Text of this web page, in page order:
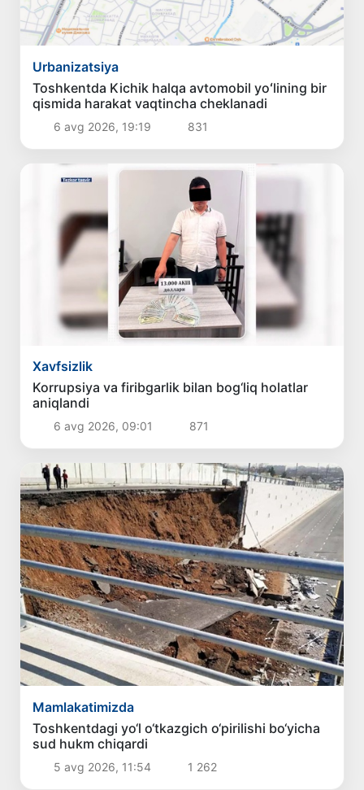
Urbanizatsiya
Toshkentda Kichik halqa avtomobil yoʻlining bir
qismida harakat vaqtincha cheklanadi
6 avg 2026, 19:19 831
Xavfsizlik
Korrupsiya va firibgarlik bilan bog‘liq holatlar
aniqlandi
6 avg 2026, 09:01 871
Mamlakatimizda
Toshkentdagi yo‘l o‘tkazgich o‘pirilishi bo‘yicha
sud hukm chiqardi
5 avg 2026, 11:54 1 262